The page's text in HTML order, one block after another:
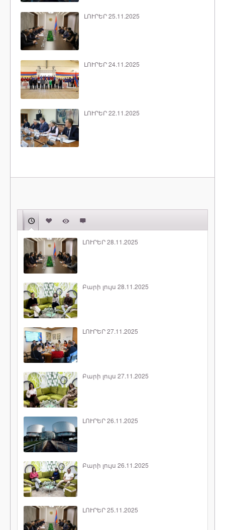
ԼՈՒՐԵՐ 25.11.2025
ԼՈՒՐԵՐ 24.11.2025
ԼՈՒՐԵՐ 22.11.2025
ԼՈՒՐԵՐ 28.11.2025
Բարի լույս 28.11.2025
ԼՈՒՐԵՐ 27.11.2025
Բարի լույս 27.11.2025
ԼՈՒՐԵՐ 26.11.2025
Բարի լույս 26.11.2025
ԼՈՒՐԵՐ 25.11.2025